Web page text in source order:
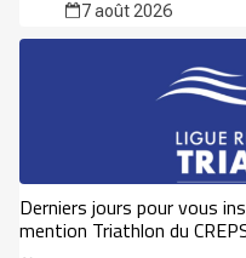
7 août 2026
Derniers jours pour vous
mention Triathlon du